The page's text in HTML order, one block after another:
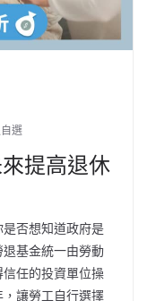
選
提高退休
否想知道政府是
基金統一由勞動
任的投資單位操
讓勞工自行選擇